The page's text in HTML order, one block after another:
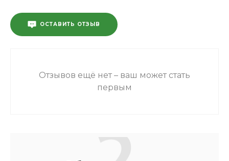
ОСТАВИТЬ ОТЗЫВ
Отзывов ещё нет – ваш может стать
первым